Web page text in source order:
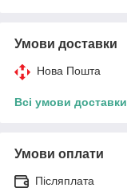
Умови доставки
Нова Пошта
Всі умови доставки
Умови оплати
Післяплата